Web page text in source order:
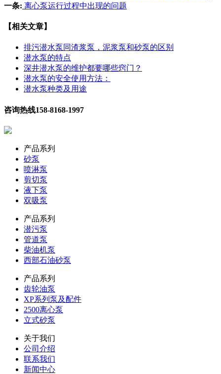
一条: 离心泵运行过程中出现的问题
【相关文章】
排污潜水泵同渣浆泵，泥浆泵和砂泵的区别
潜水泵的特点
深井潜水泵的维护都要哪些窍门？
潜水泵的安全使用方法：
潜水泵种类及用途
咨询热线158-8168-1997
产品系列
砂泵
喷淋泵
剪切泵
液下泵
双吸泵
产品系列
潜污泵
管道泵
柴油机泵
西部石油砂泵
产品系列
齿轮油泵
XP系列泵及配件
2500离心泵
立式砂泵
关于我们
公司介绍
联系我们
新闻中心